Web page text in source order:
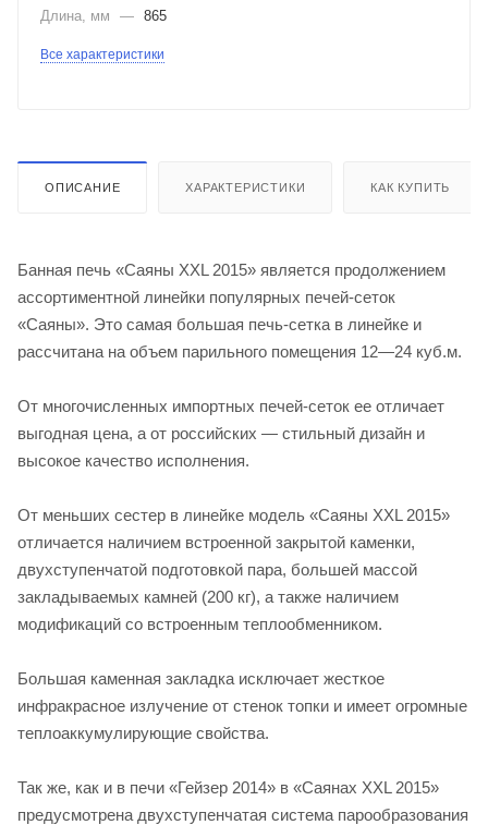
Длина, мм
— 865
Все характеристики
ОПИСАНИЕ ХАРАКТЕРИСТИКИ КАК КУПИТЬ
Банная печь «Саяны XXL 2015» является продолжением
ассортиментной линейки популярных печей-сеток
«Саяны». Это самая большая печь-сетка в линейке и
рассчитана на объем парильного помещения 12—24 куб.м.
От многочисленных импортных печей-сеток ее отличает
выгодная цена, а от российских — стильный дизайн и
высокое качество исполнения.
От меньших сестер в линейке модель «Саяны XXL 2015»
отличается наличием встроенной закрытой каменки,
двухступенчатой подготовкой пара, большей массой
закладываемых камней (200 кг), а также наличием
модификаций со встроенным теплообменником.
Большая каменная закладка исключает жесткое
инфракрасное излучение от стенок топки и имеет огромные
теплоаккумулирующие свойства.
Так же, как и в печи «Гейзер 2014» в «Саянах XXL 2015»
предусмотрена двухступенчатая система парообразования